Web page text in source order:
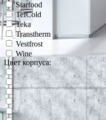
Starfood
TefCold
Teka
Transtherm
Vestfrost
Wine
Цвет корпуса: